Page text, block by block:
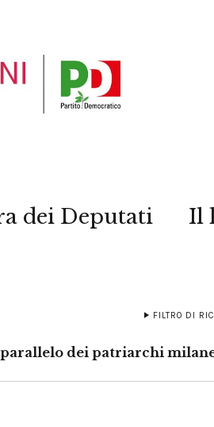
dei Deputati Il
FILTRO DI
dei patriarchi